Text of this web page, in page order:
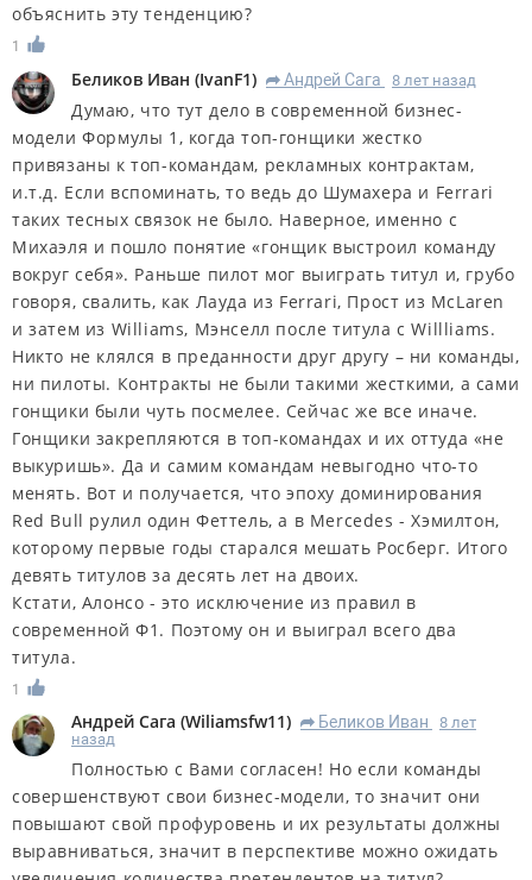
объяснить эту тенденцию?
1
Беликов Иван (IvanF1) R Андрей Сага 8 лет назад
Думаю, что тут дело в современной бизнес-
модели Формулы 1, когда топ-гонщики жестко
привязаны к топ-командам, рекламных контрактам,
и.т.д. Если вспоминать, то ведь до Шумахера и Ferrari
таких тесных связок не было. Наверное, именно с
Михаэля и пошло понятие «гонщик выстроил команду
вокруг себя». Раньше пилот мог выиграть титул и, грубо
говоря, свалить, как Лауда из Ferrari, Прост из McLaren
и затем из Williams, Мэнселл после титула с Willliams.
Никто не клялся в преданности друг другу – ни команды,
ни пилоты. Контракты не были такими жесткими, а сами
гонщики были чуть посмелее. Сейчас же все иначе.
Гонщики закрепляются в топ-командах и их оттуда «не
выкуришь». Да и самим командам невыгодно что-то
менять. Вот и получается, что эпоху доминирования
Red Bull рулил один Феттель, а в Mercedes - Хэмилтон,
которому первые годы старался мешать Росберг. Итого
девять титулов за десять лет на двоих.
Кстати, Алонсо - это исключение из правил в
современной Ф1. Поэтому он и выиграл всего два
титула.
1
Андрей Сага (Wiliamsfw11) R Беликов Иван
8 лет
назад
Полностью с Вами согласен! Но если команды
совершенствуют свои бизнес-модели, то значит они
повышают свой профуровень и их результаты должны
выравниваться, значит в перспективе можно ожидать